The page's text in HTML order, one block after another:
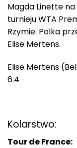
Magda Linette
turnieju WTA
Rzymie. Polka
Elise Mertens.
Elise Mertens
6:4
Kolarstwo:
Tour de France: